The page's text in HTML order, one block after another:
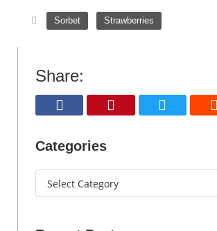
Sorbet Strawberries
Share:
Categories